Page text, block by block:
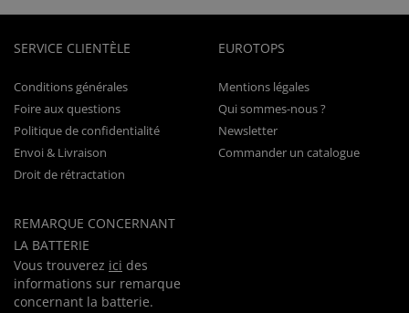
SERVICE CLIENTÈLE
Conditions générales
Foire aux questions
Politique de confidentialité
Envoi & Livraison
Droit de rétractation
REMARQUE CONCERNANT
LA BATTERIE
Vous trouverez ici des
informations sur remarque
concernant la batterie.
EUROTOPS
Mentions légales
Qui sommes-nous ?
Newsletter
Commander un catalogue